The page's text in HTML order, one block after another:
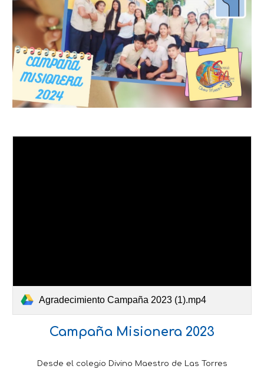
Agradecimiento Campaña 2023 (1).mp4
Campaña Misionera 2023
Desde el colegio Divino Maestro de Las Torres